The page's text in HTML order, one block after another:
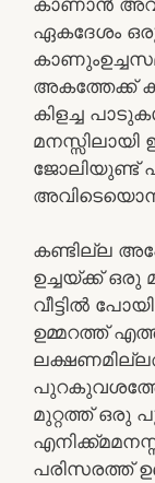
ഏകദേശം
അകത്തേക്ക്
കിളച്ച
മനസ്സിലായി
ജോലിയുണ്ട്
കണ്ടില്ല
ഉച്ചയ്ക്ക്
വീട്ടിൽ
ഉമ്മറത്ത്
മുറ്റത്ത് ഒരു
പരിസരത്ത്